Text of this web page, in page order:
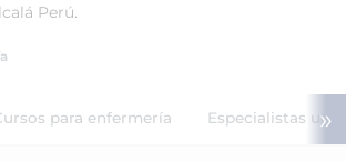
Perú.
para enfermería Especialistas »